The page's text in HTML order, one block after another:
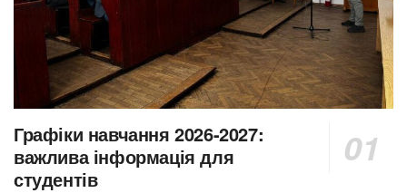
Графіки навчання 2026-2027:
важлива інформація для
студентів